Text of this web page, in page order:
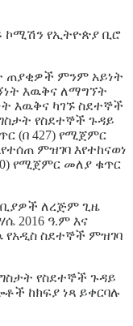
ኮሚሽን የኢትዮጵያ ቢሮ
ጠያቂዎች ምንም አይነት
እዉቅና ለማግኘት
እዉቅና ካገኙ ስደተኞች
የስደተኞች ጉዳይ
(በ 427) የሚጀምር
ምዝገባ እየተከናወነ
የሚጀምር መለያ ቁጥር
ለረጅም ጊዜ
2016 ዓ.ም እና
የአዲስ ስደተኞች ምዝገባ
የስደተኞች ጉዳይ
ከክፍያ ነጻ ይቀርባሉ